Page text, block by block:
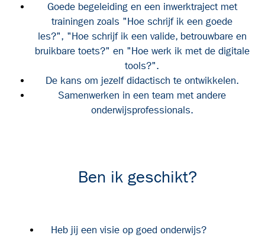
Goede begeleiding en een inwerktraject met
trainingen zoals "Hoe schrijf ik een goede
les?", "Hoe schrijf ik een valide, betrouwbare en
bruikbare toets?" en "Hoe werk ik met de digitale
tools?".
De kans om jezelf didactisch te ontwikkelen.
Samenwerken in een team met andere
onderwijsprofessionals.
Ben ik geschikt?
Heb jij een visie op goed onderwijs?